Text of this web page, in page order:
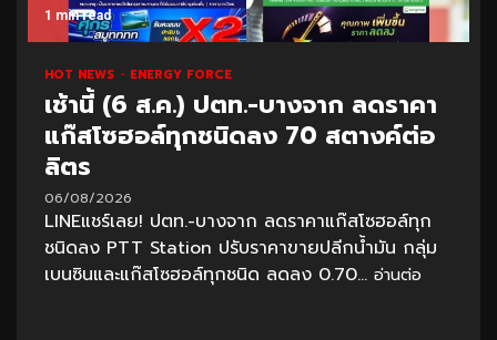
1 min read
HOT NEWS ENERGY FORCE
เช้านี้ (6 ส.ค.) ปตท.-บางจาก ลดราคา
แก๊สโซฮอล์ทุกชนิดลง 70 สตางค์ต่อ
ลิตร
06/08/2026
LINEแชร์เลย! ปตท.-บางจาก ลดราคาแก๊สโซฮอล์ทุก
ชนิดลง PTT Station ปรับราคาขายปลีกน้ำมัน กลุ่ม
เบนซินและแก๊สโซฮอล์ทุกชนิด ลดลง 0.70... อ่านต่อ